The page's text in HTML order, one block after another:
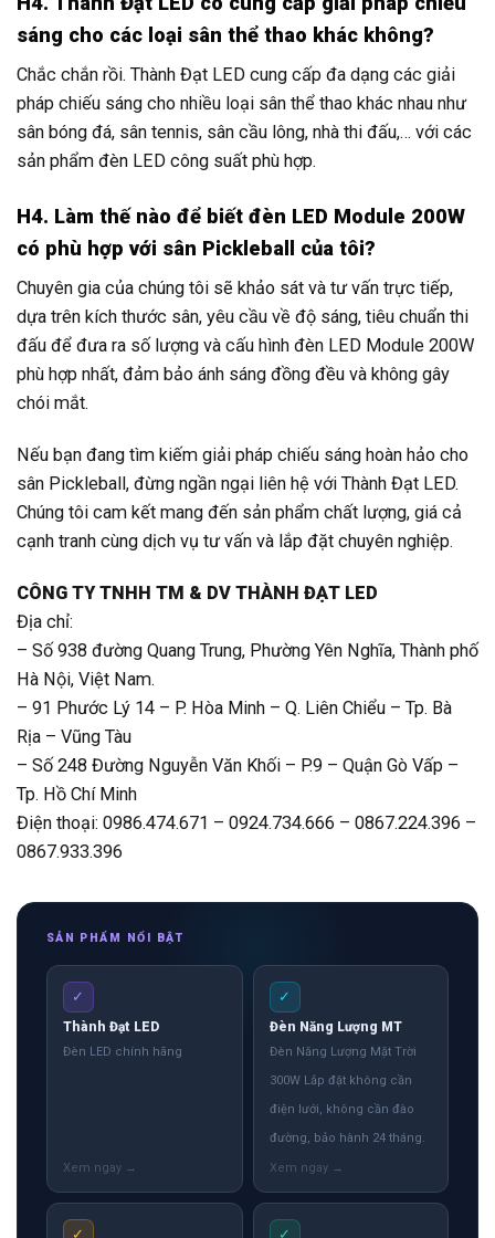
sáng cho các loại sân thể thao khác không?
Chắc chắn rồi. Thành Đạt LED cung cấp đa dạng các giải
pháp chiếu sáng cho nhiều loại sân thể thao khác nhau như
sân bóng đá, sân tennis, sân cầu lông, nhà thi đấu,… với các
sản phẩm đèn LED công suất phù hợp.
H4. Làm thế nào để biết đèn LED Module 200W
có phù hợp với sân Pickleball của tôi?
Chuyên gia của chúng tôi sẽ khảo sát và tư vấn trực tiếp,
dựa trên kích thước sân, yêu cầu về độ sáng, tiêu chuẩn thi
đấu để đưa ra số lượng và cấu hình đèn LED Module 200W
phù hợp nhất, đảm bảo ánh sáng đồng đều và không gây
chói mắt.
Nếu bạn đang tìm kiếm giải pháp chiếu sáng hoàn hảo cho
sân Pickleball, đừng ngần ngại liên hệ với Thành Đạt LED.
Chúng tôi cam kết mang đến sản phẩm chất lượng, giá cả
cạnh tranh cùng dịch vụ tư vấn và lắp đặt chuyên nghiệp.
CÔNG TY TNHH TM & DV THÀNH ĐẠT LED
Địa chỉ:
– Số 938 đường Quang Trung, Phường Yên Nghĩa, Thành phố
Hà Nội, Việt Nam.
– 91 Phước Lý 14 – P. Hòa Minh – Q. Liên Chiểu – Tp. Bà
Rịa – Vũng Tàu
– Số 248 Đường Nguyễn Văn Khối – P.9 – Quận Gò Vấp –
Tp. Hồ Chí Minh
Điện thoại: 0986.474.671 – 0924.734.666 – 0867.224.396 –
0867.933.396
SẢN PHẨM NỔI BẬT
✓
Thành Đạt LED
Đèn LED chính hãng
✓
Đèn Năng Lượng MT
Đèn Năng Lượng Mặt Trời
300W Lắp đặt không cần
điện lưới, không cần đào
đường, bảo hành 24 tháng.
✓ ✓